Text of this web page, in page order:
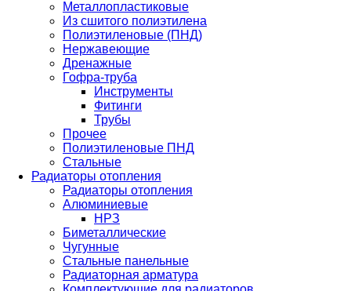
Металлопластиковые
Из сшитого полиэтилена
Полиэтиленовые (ПНД)
Нержавеющие
Дренажные
Гофра-труба
Инструменты
Фитинги
Трубы
Прочее
Полиэтиленовые ПНД
Стальные
Радиаторы отопления
Радиаторы отопления
Алюминиевые
НРЗ
Биметаллические
Чугунные
Стальные панельные
Радиаторная арматура